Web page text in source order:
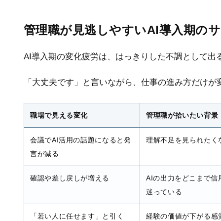
管理職が見逃しやすいAI導入期の
AI導入期の変化疲労は、はっきりした不調として出
「大丈夫です」と言いながら、仕事の進み方だけ
職場で見える変化 管理職が拾いたい背景
会議でAI活用の話題になると発
言が減る
理解不足を見られたく
確認や差し戻しが増える
AIの出力をどこまで信
迷っている
「若い人に任せます」と引く 経験の価値が下がる感